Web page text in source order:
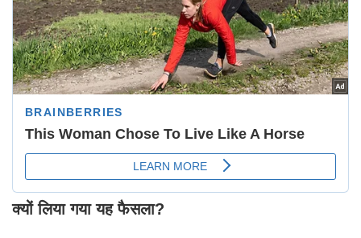
क्यों लिया गया यह फैसला?